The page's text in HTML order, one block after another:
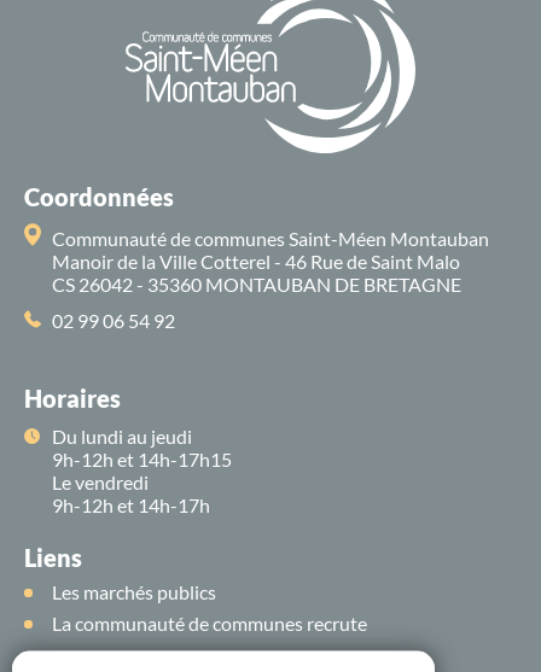
Coordonnées
Communauté de communes Saint-Méen Montauban
Manoir de la Ville Cotterel - 46 Rue de Saint Malo
CS 26042 - 35360 MONTAUBAN DE BRETAGNE
02 99 06 54 92
Horaires
Du lundi au jeudi
9h-12h et 14h-17h15
Le vendredi
9h-12h et 14h-17h
Liens
Les marchés publics
La communauté de communes recrute